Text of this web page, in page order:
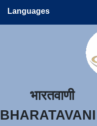
Languages
भारतवाणी
BHARATAVANI